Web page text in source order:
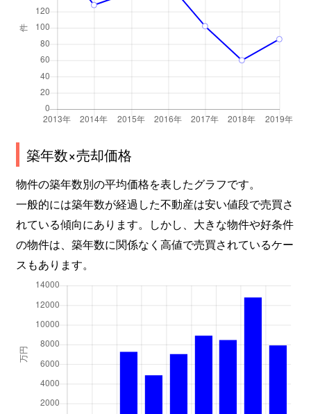
築年数×売却価格
物件の築年数別の平均価格を表したグラフです。
一般的には築年数が経過した不動産は安い値段で売買さ
れている傾向にあります。しかし、大きな物件や好条件
の物件は、築年数に関係なく高値で売買されているケー
スもあります。